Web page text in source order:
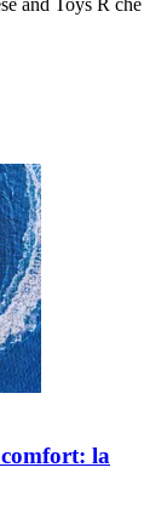
and Toys R che
la